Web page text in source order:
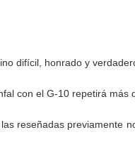
difícil, honrado y
con el G-10 repetirá más
reseñadas previamente